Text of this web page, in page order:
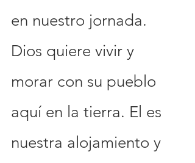
en nuestro jornada.
Dios quiere vivir y
morar con su pueblo
aquí en la tierra. El es
nuestra alojamiento y